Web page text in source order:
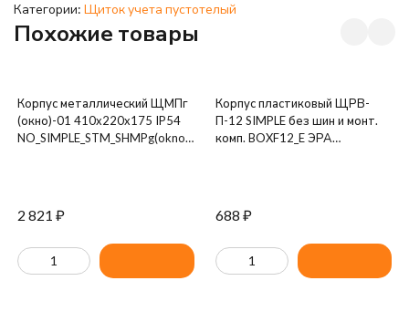
Категории: Щиток учета пустотелый
Похожие товары
Корпус металлический ЩМПг
(окно)-01 410x220x175 IP54
NO_SIMPLE_STM_SHMPg(okno)-01_IP54
2 821 ₽
Корпус пластиковый ЩРВ-
П-12 SIMPLE без шин и монт.
комп. BOXF12_E ЭРА
688 ₽